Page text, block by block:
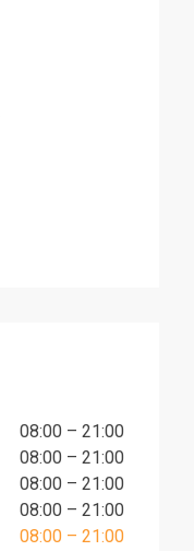
08:00 – 21:00
08:00 – 21:00
08:00 – 21:00
08:00 – 21:00
08:00 – 21:00